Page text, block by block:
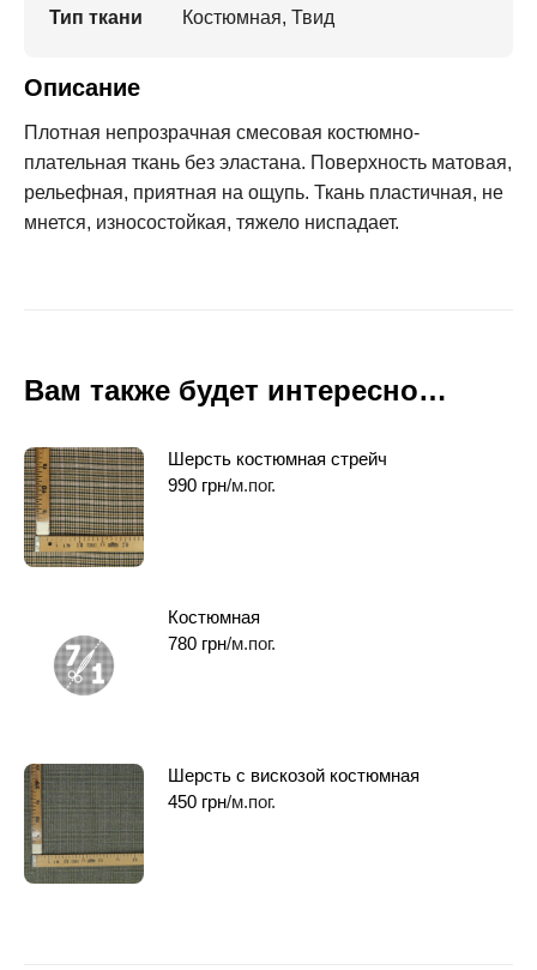
Тип ткани Костюмная, Твид
Описание
Плотная непрозрачная смесовая костюмно-
плательная ткань без эластана. Поверхность матовая,
рельефная, приятная на ощупь. Ткань пластичная, не
мнется, износостойкая, тяжело ниспадает.
Вам также будет интересно…
Шерсть костюмная стрейч
990 грн/м.пог.
Костюмная
780 грн/м.пог.
Шерсть с вискозой костюмная
450 грн/м.пог.